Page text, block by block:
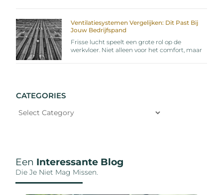
Ventilatiesystemen Vergelijken: Dit Past Bij
Jouw Bedrijfspand
Frisse lucht speelt een grote rol op de
werkvloer. Niet alleen voor het comfort, maar
CATEGORIES
Een Interessante Blog
Die Je Niet Mag Missen.